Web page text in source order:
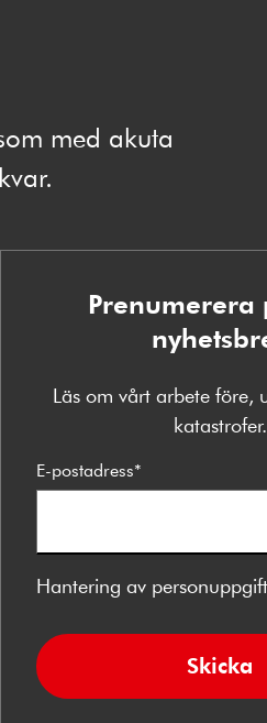
med akuta
Prenumerera
Läs om vårt arbete före,
katastrofer.
E-postadress*
Hantering av
Skicka